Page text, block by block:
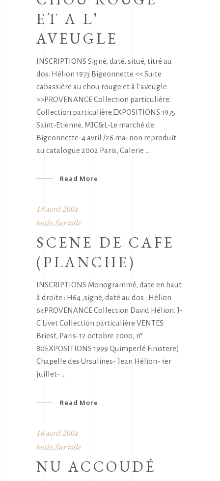
ET A L’
AVEUGLE
INSCRIPTIONS Signé, daté, situé, titré au
dos: Hélion 1973 Bigeonnette << Suite
cabassière au chou rouge et à l'aveugle
>>PROVENANCE Collection particulière.
Collection particulière.EXPOSITIONS 1975
Saint-Etienne, MJC&L-Le marché de
Bigeonnette-4 avril /26 mai non reproduit
au catalogue 2002 Paris, Galerie
Read More
19 avril 2004
huile, Sur toile
SCENE DE CAFE
(PLANCHE)
INSCRIPTIONS Monogrammé, date en haut
à droite : H64 ,signé, daté au dos : Hélion
64PROVENANCE Collection David Hélion. J-
C Livet Collection particulière VENTES
Briest, Paris-12 octobre 2000, n°
80EXPOSITIONS 1999 Quimperlé Finistere)
Chapelle des Ursulines- Jean Hélion- 1er
juillet-
Read More
16 avril 2004
huile, Sur toile
NU ACCOUDÉ